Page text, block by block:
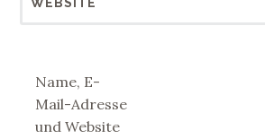
Name, E-
Mail-Adresse
und Website